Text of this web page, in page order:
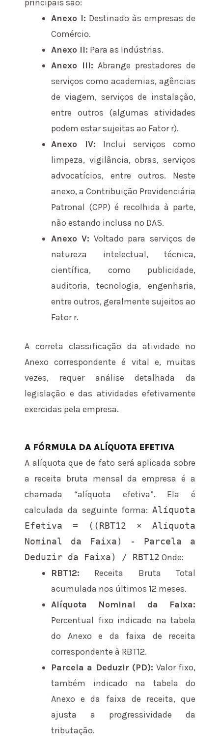
principais são:
Anexo I: Destinado às empresas de
Comércio.
Anexo II: Para as Indústrias.
Anexo III: Abrange prestadores de
serviços como academias, agências
de viagem, serviços de instalação,
entre outros (algumas atividades
podem estar sujeitas ao Fator r).
Anexo IV: Inclui serviços como
limpeza, vigilância, obras, serviços
advocatícios, entre outros. Neste
anexo, a Contribuição Previdenciária
Patronal (CPP) é recolhida à parte,
não estando inclusa no DAS.
Anexo V: Voltado para serviços de
natureza intelectual, técnica,
científica, como publicidade,
auditoria, tecnologia, engenharia,
entre outros, geralmente sujeitos ao
Fator r.
A correta classificação da atividade no
Anexo correspondente é vital e, muitas
vezes, requer análise detalhada da
legislação e das atividades efetivamente
exercidas pela empresa.
A FÓRMULA DA ALÍQUOTA EFETIVA
A alíquota que de fato será aplicada sobre
a receita bruta mensal da empresa é a
chamada “alíquota efetiva”. Ela é
calculada da seguinte forma: Alíquota
Efetiva = ((RBT12 × Alíquota
Nominal da Faixa) - Parcela a
Deduzir da Faixa) / RBT12 Onde:
RBT12: Receita Bruta Total
acumulada nos últimos 12 meses.
Alíquota Nominal da Faixa:
Percentual fixo indicado na tabela
do Anexo e da faixa de receita
correspondente à RBT12.
Parcela a Deduzir (PD): Valor fixo,
também indicado na tabela do
Anexo e da faixa de receita, que
ajusta a progressividade da
tributação.